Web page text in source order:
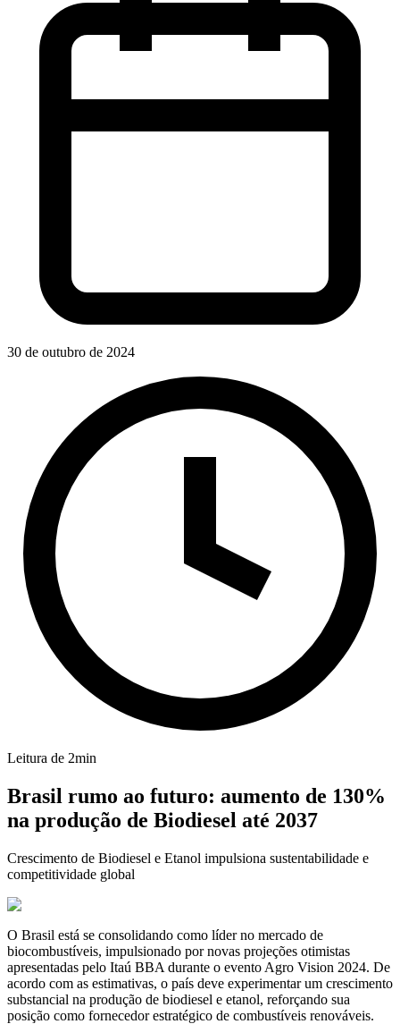
30 de outubro de 2024
Leitura de 2min
Brasil rumo ao futuro: aumento de 130%
na produção de Biodiesel até 2037
Crescimento de Biodiesel e Etanol impulsiona sustentabilidade e
competitividade global
O Brasil está se consolidando como líder no mercado de
biocombustíveis, impulsionado por novas projeções otimistas
apresentadas pelo Itaú BBA durante o evento Agro Vision 2024. De
acordo com as estimativas, o país deve experimentar um crescimento
substancial na produção de biodiesel e etanol, reforçando sua
posição como fornecedor estratégico de combustíveis renováveis.